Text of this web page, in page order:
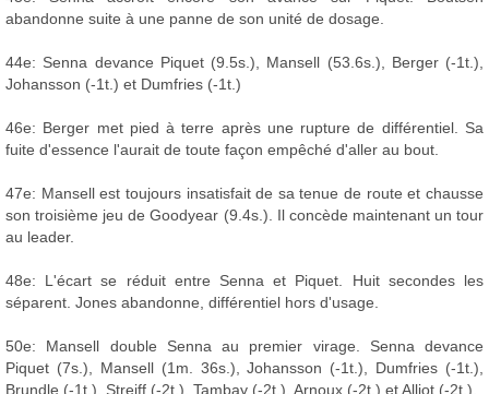
abandonne suite à une panne de son unité de dosage.
44e: Senna devance Piquet (9.5s.), Mansell (53.6s.), Berger (-1t.),
Johansson (-1t.) et Dumfries (-1t.)
46e: Berger met pied à terre après une rupture de différentiel. Sa
fuite d'essence l'aurait de toute façon empêché d'aller au bout.
47e: Mansell est toujours insatisfait de sa tenue de route et chausse
son troisième jeu de Goodyear (9.4s.). Il concède maintenant un tour
au leader.
48e: L'écart se réduit entre Senna et Piquet. Huit secondes les
séparent. Jones abandonne, différentiel hors d'usage.
50e: Mansell double Senna au premier virage. Senna devance
Piquet (7s.), Mansell (1m. 36s.), Johansson (-1t.), Dumfries (-1t.),
Brundle (-1t.), Streiff (-2t.), Tambay (-2t.), Arnoux (-2t.) et Alliot (-2t.).